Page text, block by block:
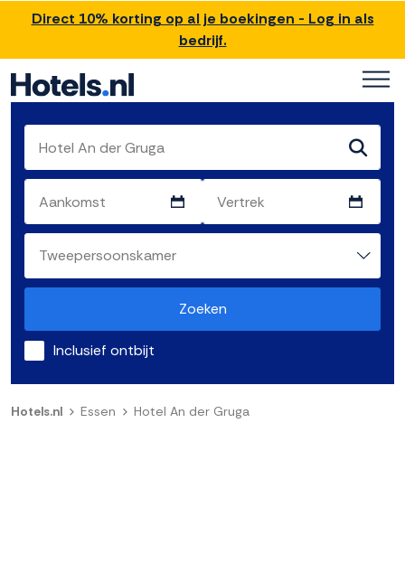
Direct 10% korting op al je boekingen - Log in als
bedrijf.
Zoeken
Inclusief ontbijt
Hotels.nl Essen Hotel An der Gruga